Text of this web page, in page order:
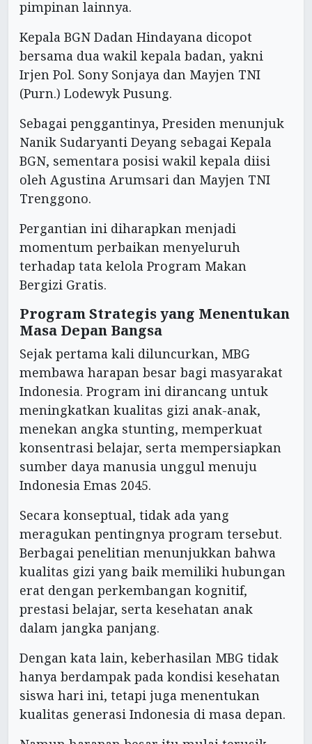
pimpinan lainnya.
Kepala BGN Dadan Hindayana dicopot
bersama dua wakil kepala badan, yakni
Irjen Pol. Sony Sonjaya dan Mayjen TNI
(Purn.) Lodewyk Pusung.
Sebagai penggantinya, Presiden menunjuk
Nanik Sudaryanti Deyang sebagai Kepala
BGN, sementara posisi wakil kepala diisi
oleh Agustina Arumsari dan Mayjen TNI
Trenggono.
Pergantian ini diharapkan menjadi
momentum perbaikan menyeluruh
terhadap tata kelola Program Makan
Bergizi Gratis.
Program Strategis yang Menentukan
Masa Depan Bangsa
Sejak pertama kali diluncurkan, MBG
membawa harapan besar bagi masyarakat
Indonesia. Program ini dirancang untuk
meningkatkan kualitas gizi anak-anak,
menekan angka stunting, memperkuat
konsentrasi belajar, serta mempersiapkan
sumber daya manusia unggul menuju
Indonesia Emas 2045.
Secara konseptual, tidak ada yang
meragukan pentingnya program tersebut.
Berbagai penelitian menunjukkan bahwa
kualitas gizi yang baik memiliki hubungan
erat dengan perkembangan kognitif,
prestasi belajar, serta kesehatan anak
dalam jangka panjang.
Dengan kata lain, keberhasilan MBG tidak
hanya berdampak pada kondisi kesehatan
siswa hari ini, tetapi juga menentukan
kualitas generasi Indonesia di masa depan.